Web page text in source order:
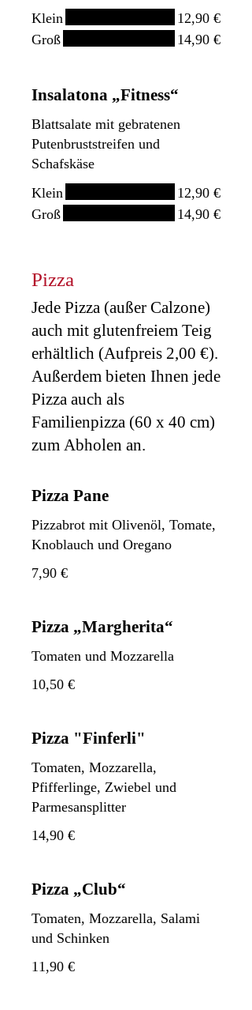
Klein
12,90 €
Groß
14,90 €
Insalatona „Fitness“
Blattsalate mit gebratenen
Putenbruststreifen und
Schafskäse
Klein
12,90 €
Groß
14,90 €
Pizza
Jede Pizza (außer Calzone)
auch mit glutenfreiem Teig
erhältlich (Aufpreis 2,00 €).
Außerdem bieten Ihnen jede
Pizza auch als
Familienpizza (60 x 40 cm)
zum Abholen an.
Pizza Pane
Pizzabrot mit Olivenöl, Tomate,
Knoblauch und Oregano
7,90 €
Pizza „Margherita“
Tomaten und Mozzarella
10,50 €
Pizza "Finferli"
Tomaten, Mozzarella,
Pfifferlinge, Zwiebel und
Parmesansplitter
14,90 €
Pizza „Club“
Tomaten, Mozzarella, Salami
und Schinken
11,90 €